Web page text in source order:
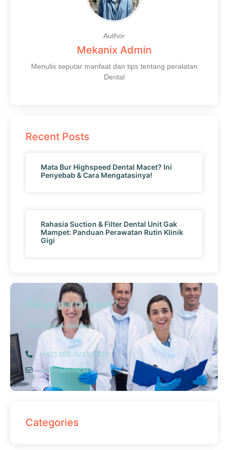
Author
Mekanix Admin
Menulis seputar manfaat dan tips tentang peralatan
Dental
Recent Posts
Mata Bur Highspeed Dental Macet? Ini
Penyebab & Cara Mengatasinya!
Rahasia Suction & Filter Dental Unit Gak
Mampet: Panduan Perawatan Rutin Klinik
Gigi
Punya pertanyaan?
Hubungi tim mekanix
(+62) 856-9218-5818
cs@mekanix.id
Categories